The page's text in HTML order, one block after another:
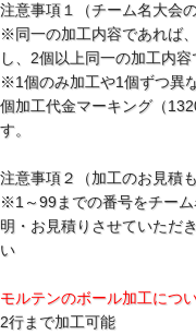
注意事項１（チーム名大会
※同一の加工内容であれば
し、2個以上同一の加工内容
※1個のみ加工や1個ずつ異
個加工代金マーキング（
す。
注意事項２（加工のお見積
※1～99までの番号をチー
明・お見積りさせていただ
い
モルテンのボール加工につ
2行まで加工可能